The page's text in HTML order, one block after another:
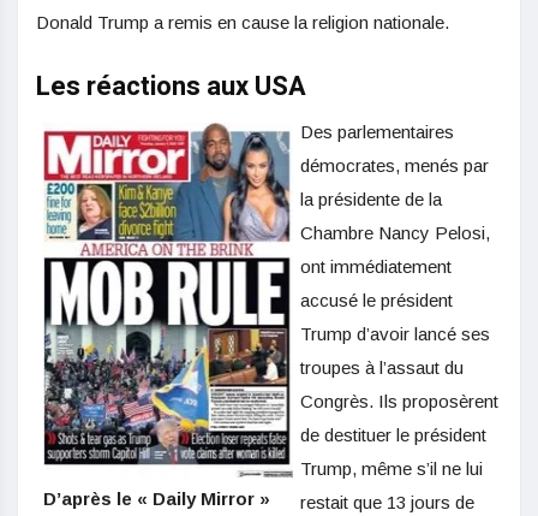
Donald Trump a remis en cause la religion nationale.
Les réactions aux USA
D’après le « Daily Mirror »
Des parlementaires
démocrates, menés par
la présidente de la
Chambre Nancy Pelosi,
ont immédiatement
accusé le président
Trump d’avoir lancé ses
troupes à l’assaut du
Congrès. Ils proposèrent
de destituer le président
Trump, même s’il ne lui
restait que 13 jours de